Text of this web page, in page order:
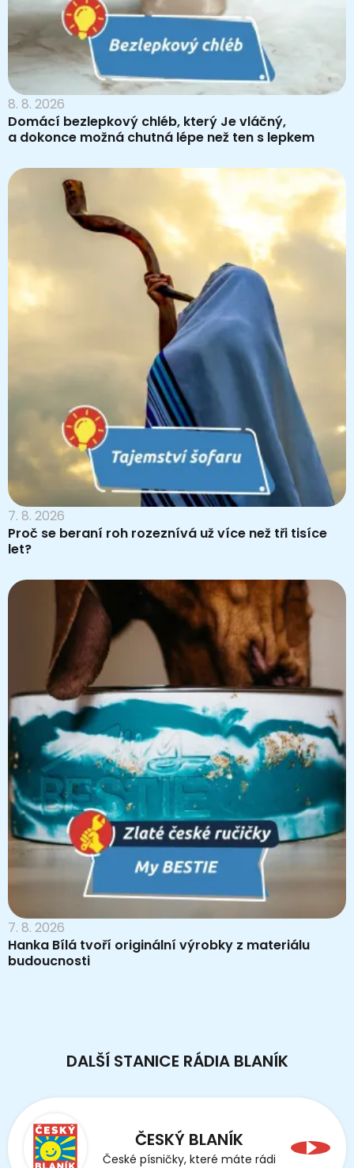
8. 8. 2026
Domácí bezlepkový chléb, který Je vláčný,
a dokonce možná chutná lépe než ten s lepkem
7. 8. 2026
Proč se beraní roh rozeznívá už více než tři tisíce
let?
7. 8. 2026
Hanka Bílá tvoří originální výrobky z materiálu
budoucnosti
DALŠÍ STANICE RÁDIA BLANÍK
ČESKÝ BLANÍK
České písničky, které máte rádi